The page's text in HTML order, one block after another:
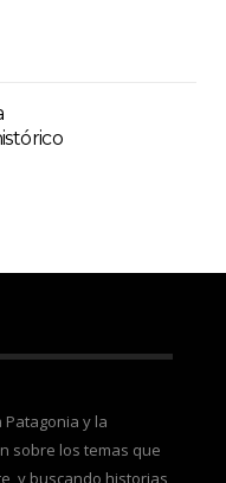
Patagonia y la
sobre los temas que
y buscando historias